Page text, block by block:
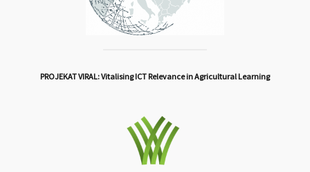
PROJEKAT VIRAL: Vitalising ICT Relevance in Agricultural Learning